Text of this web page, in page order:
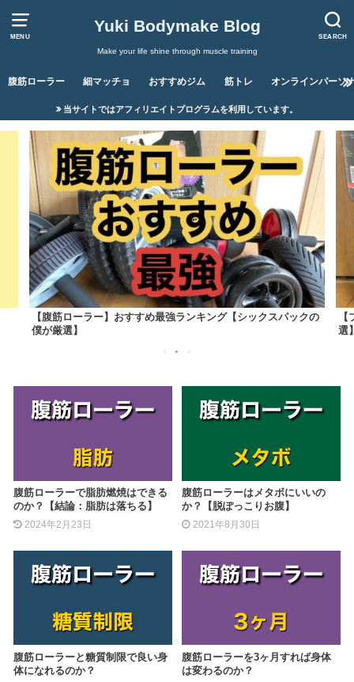
MENU SEARCH
Yuki Bodymake Blog
Make your life shine through muscle training
腹筋ローラー 細マッチョ おすすめジム 筋トレ オンラインパーソ
当サイトではアフィリエイトプログラムを利用しています。
【腹筋ローラー】おすすめ最強ランキング【シックスパックの
僕が厳選】
選
1 2 3
腹筋ローラーで脂肪燃焼はできる
のか？【結論：脂肪は落ちる】
2024年2月23日
腹筋ローラーはメタボにいいの
か？【脱ぽっこりお腹】
2021年8月30日
腹筋ローラーと糖質制限で良い身
体になれるのか？
腹筋ローラーを3ヶ月すれば身体
は変わるのか？